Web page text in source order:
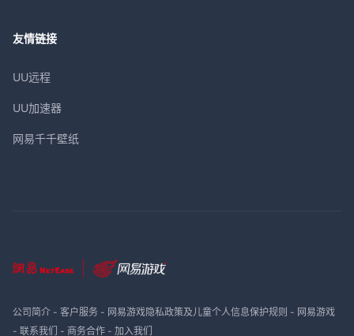
友情链接
UU远程
UU加速器
网易千千壁纸
公司简介- 客户服务- 网易游戏隐私政策及儿童个人信息保护规则 - 网易游戏
- 联系我们 - 商务合作- 加入我们